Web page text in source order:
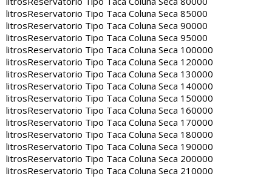
litrosReservatorio Tipo Taca Coluna Seca 85000
litrosReservatorio Tipo Taca Coluna Seca 90000
litrosReservatorio Tipo Taca Coluna Seca 95000
litrosReservatorio Tipo Taca Coluna Seca 100000
litrosReservatorio Tipo Taca Coluna Seca 120000
litrosReservatorio Tipo Taca Coluna Seca 130000
litrosReservatorio Tipo Taca Coluna Seca 140000
litrosReservatorio Tipo Taca Coluna Seca 150000
litrosReservatorio Tipo Taca Coluna Seca 160000
litrosReservatorio Tipo Taca Coluna Seca 170000
litrosReservatorio Tipo Taca Coluna Seca 180000
litrosReservatorio Tipo Taca Coluna Seca 190000
litrosReservatorio Tipo Taca Coluna Seca 200000
litrosReservatorio Tipo Taca Coluna Seca 210000